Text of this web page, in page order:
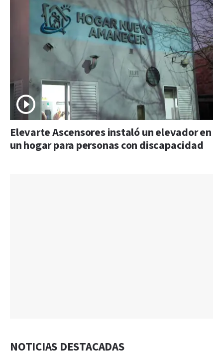
Elevarte Ascensores instaló un elevador en
un hogar para personas con discapacidad
NOTICIAS DESTACADAS